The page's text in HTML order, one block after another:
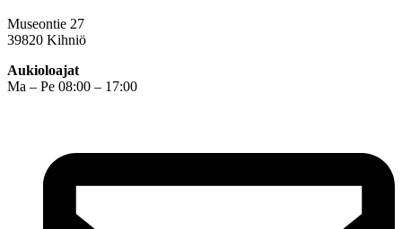
Museontie 27
39820 Kihniö
Aukioloajat
Ma – Pe 08:00 – 17:00